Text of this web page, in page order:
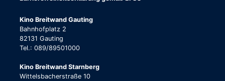
Kino Breitwand Gauting
Bahnhofplatz 2
82131 Gauting
Tel.: 089/89501000
Kino Breitwand Starnberg
Wittelsbacherstraße 10